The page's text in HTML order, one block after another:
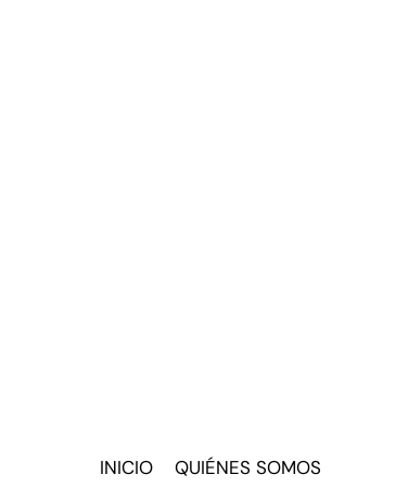
INICIO QUIÉNES SOMOS